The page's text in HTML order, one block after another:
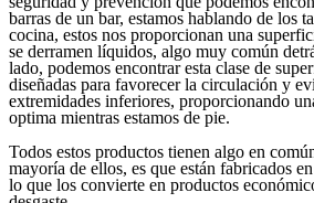
barras de un bar, estamos hablando de los
cocina, estos nos proporcionan una
se derramen líquidos, algo muy común
lado, podemos encontrar esta clase de
diseñadas para favorecer la circulación y
extremidades inferiores, proporcionando
optima mientras estamos de pie.
Todos estos productos tienen algo en
mayoría de ellos, es que están fabricados
lo que los convierte en productos